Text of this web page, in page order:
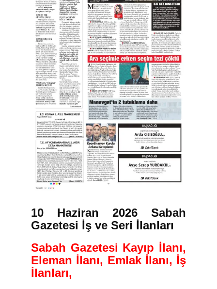
10 Haziran 2026 Sabah
Gazetesi İş ve Seri İlanları
Sabah Gazetesi Kayıp İlanı,
Eleman İlanı, Emlak İlanı, İş
İlanları,